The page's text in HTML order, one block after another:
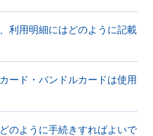
利用明細にはどのように記載
ード・バンドルカードは使用
のように手続きすればよいで